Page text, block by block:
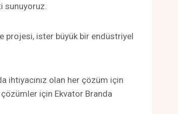
sunuyoruz.
projesi, ister büyük bir endüstriyel
ihtiyacınız olan her çözüm için
için Ekvator Branda